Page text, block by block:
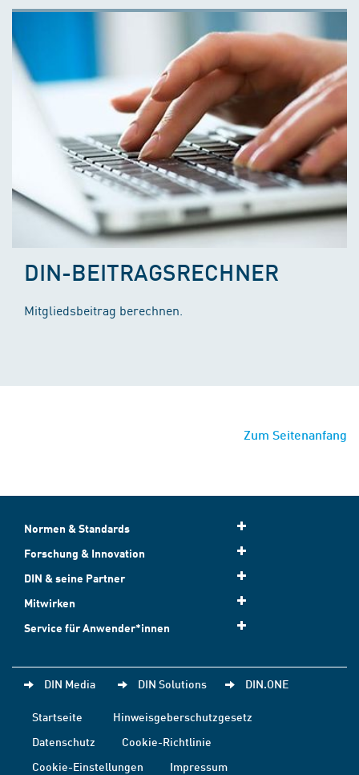
DIN-BEITRAGSRECHNER
Mitgliedsbeitrag berechnen.
Zum Seitenanfang
Normen & Standards
Forschung & Innovation
DIN & seine Partner
Mitwirken
Service für Anwender*innen
DIN Media DIN Solutions DIN.ONE
Startseite
Hinweisgeberschutzgesetz
Datenschutz
Cookie-Richtlinie
Cookie-Einstellungen
Impressum